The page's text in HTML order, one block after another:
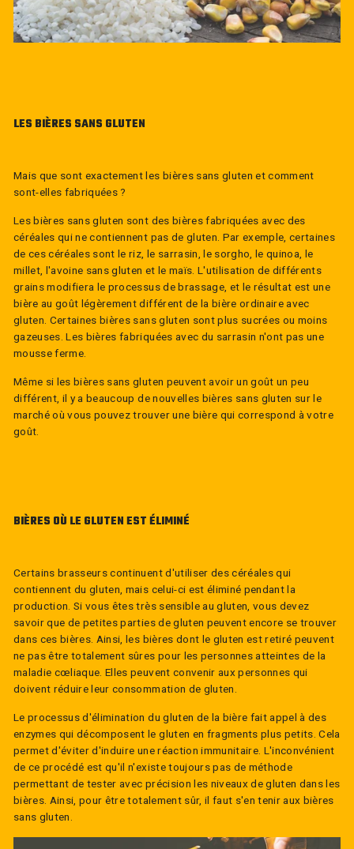
LES BIÈRES SANS GLUTEN
Mais que sont exactement les bières sans gluten et comment
sont-elles fabriquées ?
Les bières sans gluten sont des bières fabriquées avec des
céréales qui ne contiennent pas de gluten. Par exemple, certaines
de ces céréales sont le riz, le sarrasin, le sorgho, le quinoa, le
millet, l'avoine sans gluten et le maïs. L'utilisation de différents
grains modifiera le processus de brassage, et le résultat est une
bière au goût légèrement différent de la bière ordinaire avec
gluten. Certaines bières sans gluten sont plus sucrées ou moins
gazeuses. Les bières fabriquées avec du sarrasin n'ont pas une
mousse ferme.
Même si les bières sans gluten peuvent avoir un goût un peu
différent, il y a beaucoup de nouvelles bières sans gluten sur le
marché où vous pouvez trouver une bière qui correspond à votre
goût.
BIÈRES OÙ LE GLUTEN EST ÉLIMINÉ
Certains brasseurs continuent d'utiliser des céréales qui
contiennent du gluten, mais celui-ci est éliminé pendant la
production. Si vous êtes très sensible au gluten, vous devez
savoir que de petites parties de gluten peuvent encore se trouver
dans ces bières. Ainsi, les bières dont le gluten est retiré peuvent
ne pas être totalement sûres pour les personnes atteintes de la
maladie cœliaque. Elles peuvent convenir aux personnes qui
doivent réduire leur consommation de gluten.
Le processus d'élimination du gluten de la bière fait appel à des
enzymes qui décomposent le gluten en fragments plus petits. Cela
permet d'éviter d'induire une réaction immunitaire. L'inconvénient
de ce procédé est qu'il n'existe toujours pas de méthode
permettant de tester avec précision les niveaux de gluten dans les
bières. Ainsi, pour être totalement sûr, il faut s'en tenir aux bières
sans gluten.